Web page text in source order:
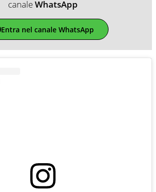
canaleWhatsApp
Entra nel canale WhatsApp